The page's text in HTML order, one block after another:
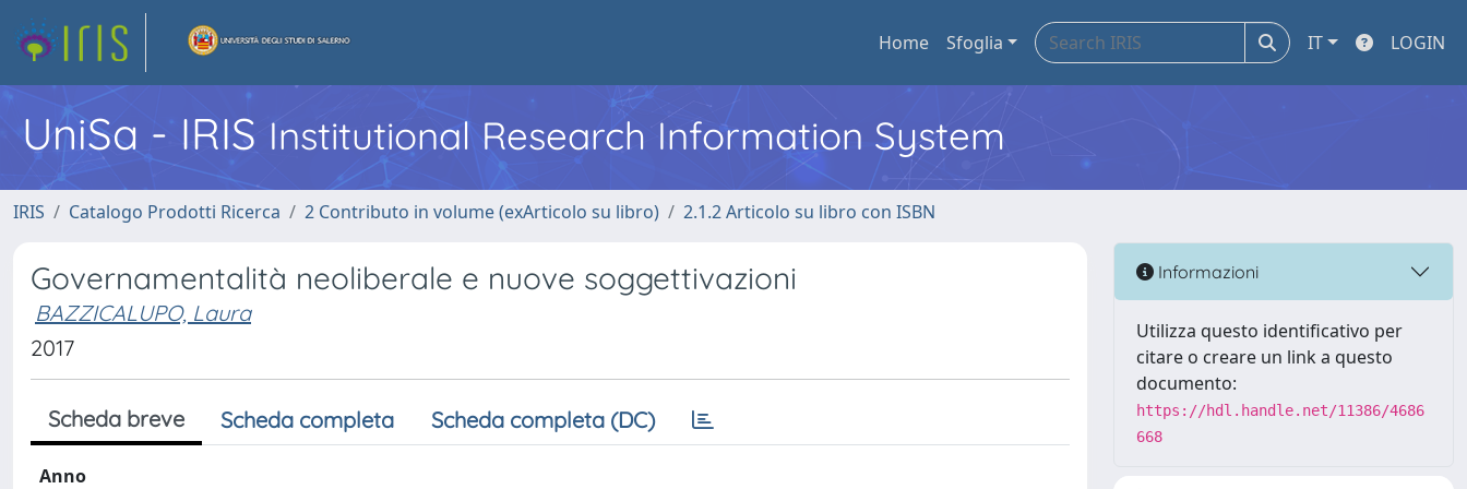
Home Sfoglia IT LOGIN
UniSa - IRIS Institutional Research Information System
IRIS Catalogo Prodotti Ricerca 2 Contributo in volume (exArticolo su libro) 2.1.2 Articolo su libro con ISBN
Governamentalità neoliberale e nuove soggettivazioni
BAZZICALUPO, Laura
2017
Scheda breve Scheda completa Scheda completa (DC)
Anno
Informazioni
Utilizza questo identificativo per
citare o creare un link a questo
documento:
https://hdl.handle.net/11386/4686
668